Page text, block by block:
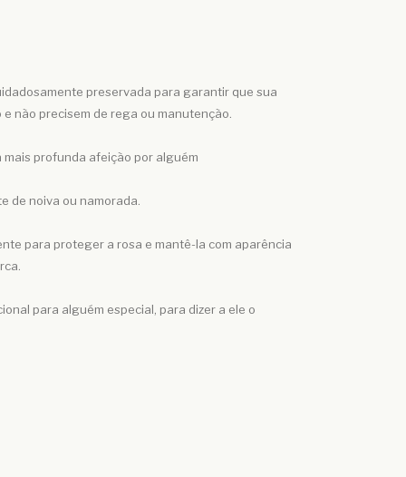
preservada para garantir que sua
não precisem de rega ou manutenção.
mais profunda afeição por alguém
de noiva ou namorada.
para proteger a rosa e mantê-la com aparência
para alguém especial, para dizer a ele o